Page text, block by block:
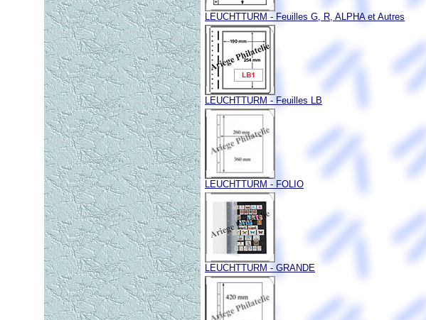
LEUCHTTURM - Feuilles G, R, ALPHA et Autres
LEUCHTTURM - Feuilles LB
LEUCHTTURM - FOLIO
LEUCHTTURM - GRANDE